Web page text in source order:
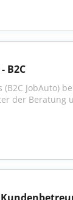
B2C
(B2C JobAuto)
der Beratung